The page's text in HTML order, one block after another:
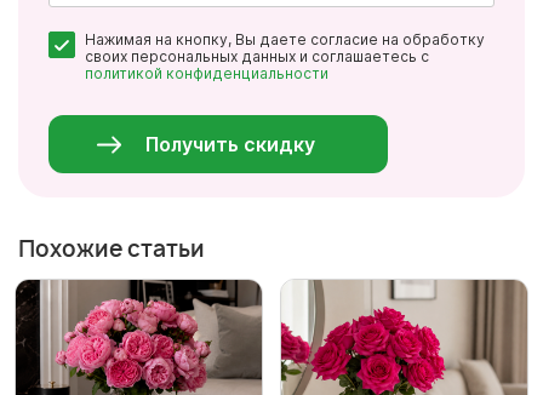
*
Нажимая на кнопку, Вы даете согласие на обработку
своих персональных данных и соглашаетесь с
политикой конфиденциальности
Получить скидку
Похожие статьи